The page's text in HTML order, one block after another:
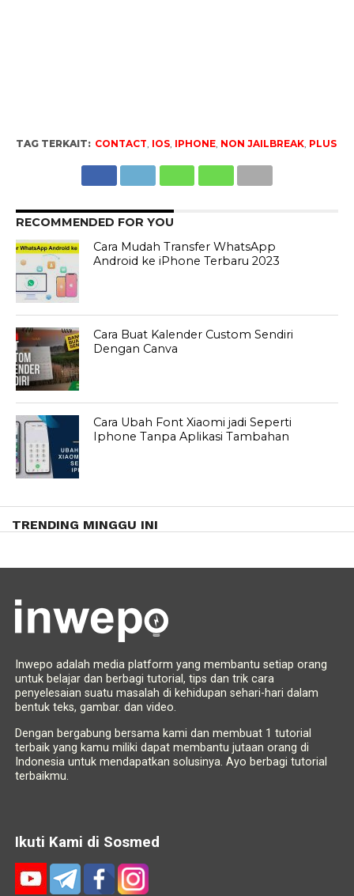
TAG TERKAIT: CONTACT IOS, IPHONE, NON JAILBREAK, PLUS
RECOMMENDED FOR YOU
Cara Mudah Transfer WhatsApp
Android ke iPhone Terbaru 2023
Cara Buat Kalender Custom Sendiri
Dengan Canva
Cara Ubah Font Xiaomi jadi Seperti
Iphone Tanpa Aplikasi Tambahan
TRENDING MINGGU INI
Inwepo adalah media platform yang membantu setiap orang
untuk belajar dan berbagi tutorial, tips dan trik cara
penyelesaian suatu masalah di kehidupan sehari-hari dalam
bentuk teks, gambar. dan video.
Dengan bergabung bersama kami dan membuat 1 tutorial
terbaik yang kamu miliki dapat membantu jutaan orang di
Indonesia untuk mendapatkan solusinya. Ayo berbagi tutorial
terbaikmu.
Ikuti Kami di Sosmed